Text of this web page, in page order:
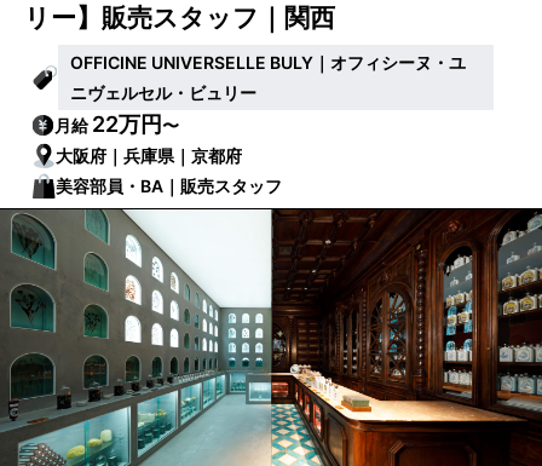
リー】販売スタッフ｜関西
OFFICINE UNIVERSELLE BULY｜オフィシーヌ・ユ
ニヴェルセル・ビュリー
月給22万円〜
大阪府｜兵庫県｜京都府
美容部員・BA｜販売スタッフ